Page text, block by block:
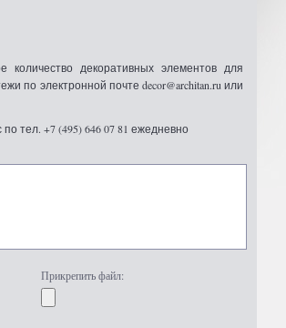
количество декоративных элементов для
электронной почте decor@architan.ru или
тел. +7 (495) 646 07 81 ежедневно
Прикрепить файл: